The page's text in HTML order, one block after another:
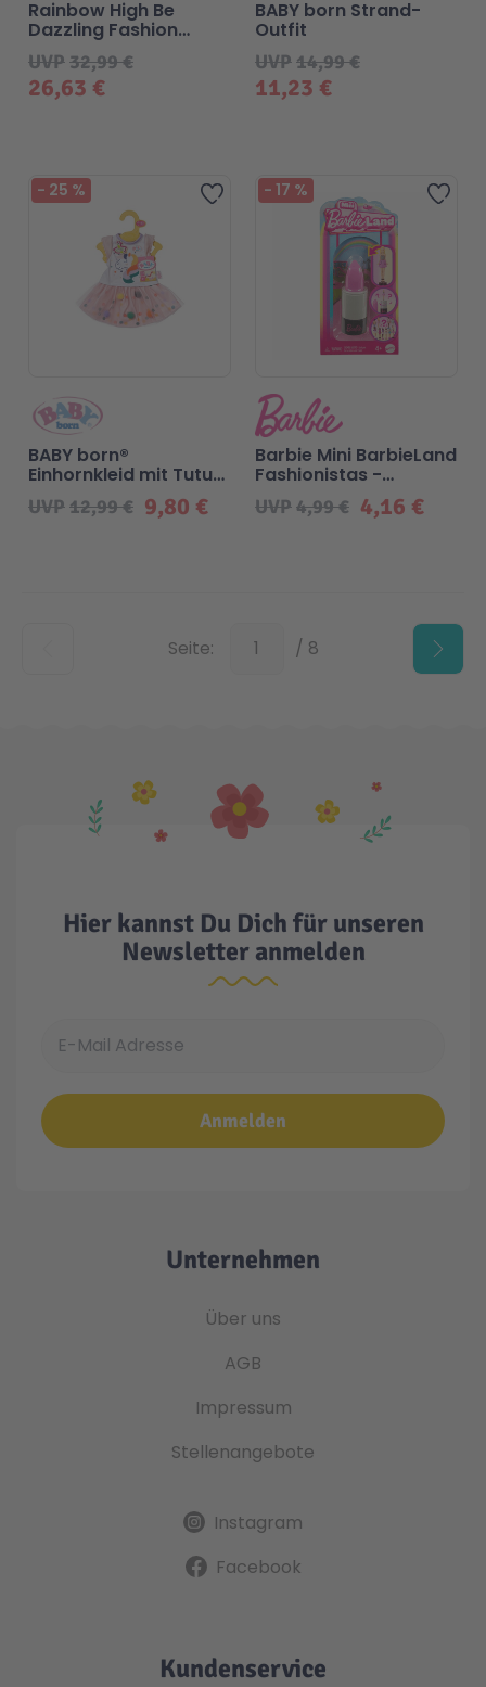
26,63 €
UVP32,99 €
Rainbow High Be
Dazzling Fashion
Dolls- Vivienne Rouge
(Red)
11,23 €
UVP14,99 €
BABY born Strand-
Outfit
Zur Wunschliste hinzufügen
- 25 %
9,80 €
UVP12,99 €
BABY born®
Einhornkleid mit Tutu
43cm
Zur
- 17 %
Beliebt
4,16 €
UVP4,99 €
Barbie Mini BarbieLand
Fashionistas -
Blindpack
Seite:Unten / 8
Hier kannst Du Dich für unseren
Newsletter anmelden
Anmelden
Unternehmen
Über uns
AGB
Impressum
Stellenangebote
Instagram
Facebook
Kundenservice